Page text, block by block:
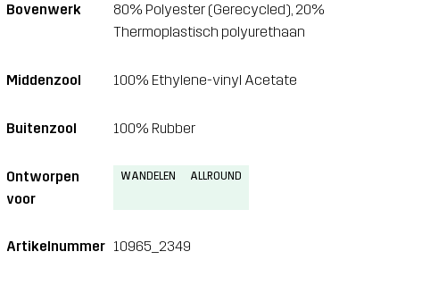
Bovenwerk
80% Polyester (Gerecycled), 20%
Thermoplastisch polyurethaan
Middenzool 100% Ethylene-vinyl Acetate
Buitenzool 100% Rubber
Ontworpen
voor
WANDELEN ALLROUND
Artikelnummer 10965_2349